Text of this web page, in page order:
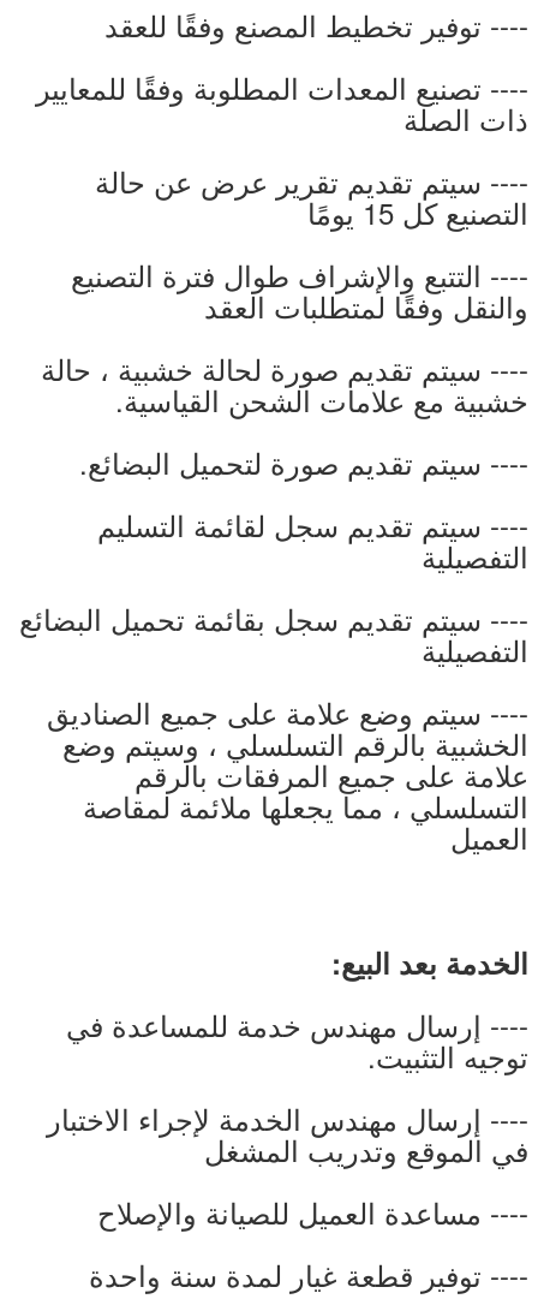
---- توفير تخطيط المصنع وفقًا للعقد
---- تصنيع المعدات المطلوبة وفقًا للمعايير
ذات الصلة
---- سيتم تقديم تقرير عرض عن حالة
التصنيع كل 15 يومًا
---- التتبع والإشراف طوال فترة التصنيع
والنقل وفقًا لمتطلبات العقد
---- سيتم تقديم صورة لحالة خشبية ، حالة
خشبية مع علامات الشحن القياسية.
---- سيتم تقديم صورة لتحميل البضائع.
---- سيتم تقديم سجل لقائمة التسليم
التفصيلية
---- سيتم تقديم سجل بقائمة تحميل البضائع
التفصيلية
---- سيتم وضع علامة على جميع الصناديق
الخشبية بالرقم التسلسلي ، وسيتم وضع
علامة على جميع المرفقات بالرقم
التسلسلي ، مما يجعلها ملائمة لمقاصة
العميل
الخدمة بعد البيع:
---- إرسال مهندس خدمة للمساعدة في
توجيه التثبيت.
---- إرسال مهندس الخدمة لإجراء الاختبار
في الموقع وتدريب المشغل
---- مساعدة العميل للصيانة والإصلاح
---- توفير قطعة غيار لمدة سنة واحدة